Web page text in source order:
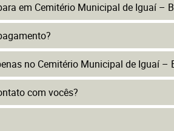
em Cemitério Municipal de Iguaí –
no Cemitério Municipal de Iguaí –
com vocês?